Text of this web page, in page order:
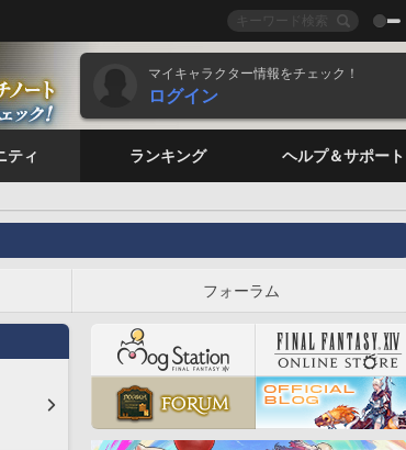
マイキャラクター情報をチェック！
ログイン
ティ ランキング ヘルプ＆サポート
フォーラム